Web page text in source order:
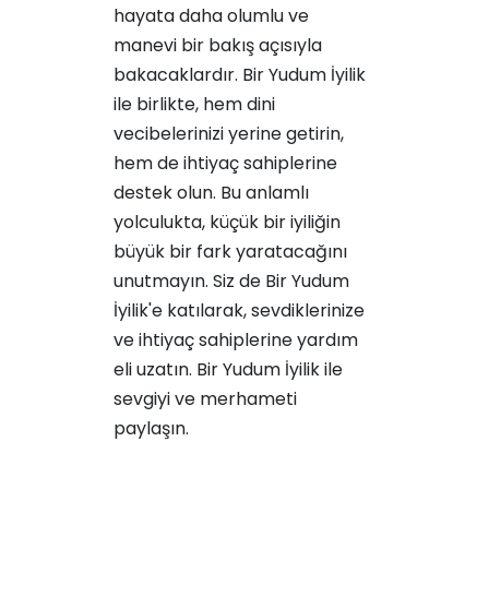
hayata daha olumlu ve
manevi bir bakış açısıyla
bakacaklardır. Bir Yudum İyilik
ile birlikte, hem dini
vecibelerinizi yerine getirin,
hem de ihtiyaç sahiplerine
destek olun. Bu anlamlı
yolculukta, küçük bir iyiliğin
büyük bir fark yaratacağını
unutmayın. Siz de Bir Yudum
İyilik'e katılarak, sevdiklerinize
ve ihtiyaç sahiplerine yardım
eli uzatın. Bir Yudum İyilikile
sevgiyi ve merhameti
paylaşın.